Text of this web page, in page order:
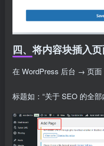
四、将内容块插入页
在 WordPress 后台 → 页
标题如：“关于 SEO 的全部